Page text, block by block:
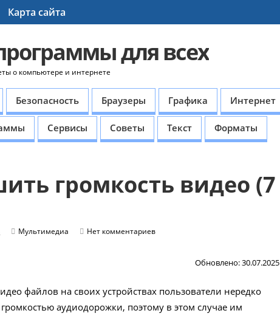
Карта сайта
для всех
о компьютере и интернете
Безопасность Браузеры Графика Интернет
Сервисы Советы Текст Форматы
громкость видео (7
Мультимедиа Нет комментариев
Обновлено: 30.07.2025
файлов на своих устройствах пользователи нередко
аудиодорожки, поэтому в этом случае им